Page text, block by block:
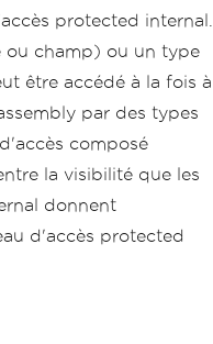
protected internal.
ou champ) ou un type
être accédé à la fois à
par des types
composé
la visibilité que les
donnent
d'accès protected